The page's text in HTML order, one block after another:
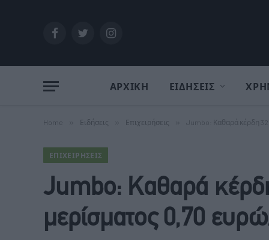
FacebookTwitterInstagram
ΑΡΧΙΚΗ ΕΙΔΗΣΕΙΣ
Home Ειδήσεις Επιχειρήσεις Jumbo: Καθαρά κέρδη
ΕΠΙΧΕΙΡΉΣΕΙΣ
Jumbo: Καθαρά
μερίσματος 0,70